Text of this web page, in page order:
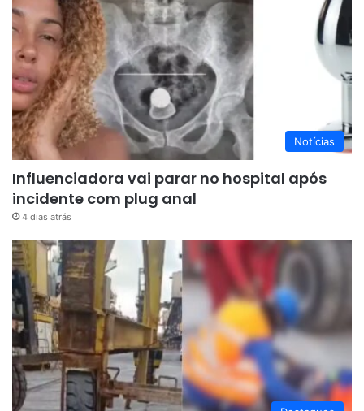
Notícias
Influenciadora vai parar no hospital após
incidente com plug anal
4 dias atrás